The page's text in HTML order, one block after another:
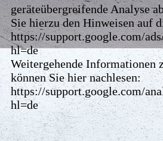
geräteübergreifende Analyse
Sie hierzu den Hinweisen auf
https://support.google.com/
hl=de
Weitergehende Informationen
können Sie hier nachlesen:
https://support.google.com/
hl=de